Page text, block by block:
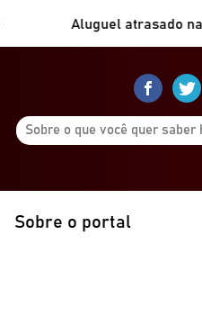
Aluguel atrasado na
Sobre o portal